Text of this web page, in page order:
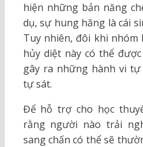
hiện những bản năng
dụ, sự hung hăng là cái
Tuy nhiên, đôi khi
hủy diệt này có thể
gây ra những hành vi
tự sát.
Để hỗ trợ cho học
rằng người nào trải
sang chấn có thể sẽ